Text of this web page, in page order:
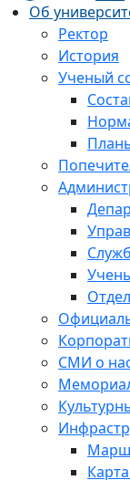
Об
Ректор
История
Ученый
СМИ о